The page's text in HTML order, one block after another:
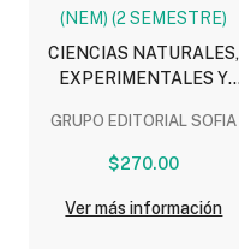
CIENCIAS NATURALES,
EXPERIMENTALES Y
PODER DE LA ENERGIA
(NEM) (2 SEMESTRE)
GRUPO EDITORIAL SOFIA
$270.00
Ver más información